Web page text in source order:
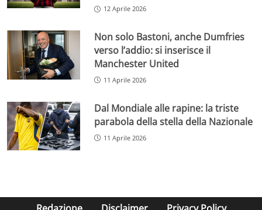
12 Aprile 2026
Non solo Bastoni, anche Dumfries
verso l’addio: si inserisce il
Manchester United
11 Aprile 2026
Dal Mondiale alle rapine: la triste
parabola della stella della Nazionale
11 Aprile 2026